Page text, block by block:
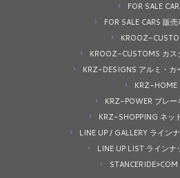
FOR SALE
FOR SALE CARS 販
KROOZ-
KROOZ-CUSTOMS カス
KRZ-DESIGNS アルミ・カ
KRZ-HOME
KRZ-POWER ブレー
KRZ-SHOPPING ネッ
LINE UP / GALLERY ライン
LINE UP LIST ラインナ